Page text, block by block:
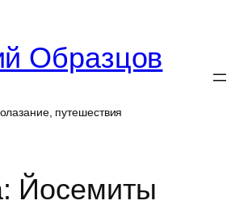
Образцов
путешествия
Йосемиты